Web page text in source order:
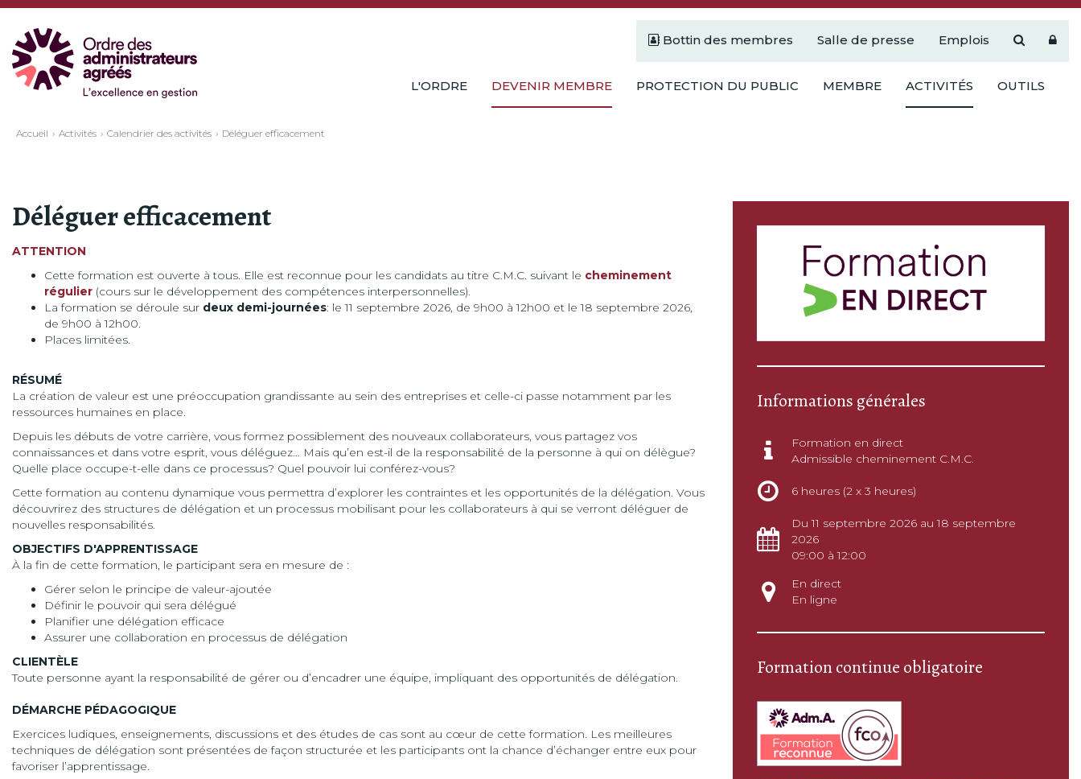
Bottin des membres Salle de presse Emplois
L'ORDRE DEVENIR MEMBRE PROTECTION DU PUBLIC MEMBRE ACTIVITÉS OUTILS
Accueil Activités Calendrier des activités Déléguer efficacement
Déléguer efficacement
ATTENTION
Cette formation est ouverte à tous. Elle est reconnue pour les candidats au titre C.M.C. suivant le cheminement
régulier (cours sur le développement des compétences interpersonnelles).
La formation se déroule sur deux demi-journées: le 11 septembre 2026, de 9h00 à 12h00 et le 18 septembre 2026,
de 9h00 à 12h00.
Places limitées.
RÉSUMÉ
La création de valeur est une préoccupation grandissante au sein des entreprises et celle-ci passe notamment par les
ressources humaines en place.
Depuis les débuts de votre carrière, vous formez possiblement des nouveaux collaborateurs, vous partagez vos
connaissances et dans votre esprit, vous déléguez… Mais qu’en est-il de la responsabilité de la personne à qui on délègue?
Quelle place occupe-t-elle dans ce processus? Quel pouvoir lui conférez-vous?
Cette formation au contenu dynamique vous permettra d’explorer les contraintes et les opportunités de la délégation. Vous
découvrirez des structures de délégation et un processus mobilisant pour les collaborateurs à qui se verront déléguer de
nouvelles responsabilités.
OBJECTIFS D'APPRENTISSAGE
À la fin de cette formation, le participant sera en mesure de :
Gérer selon le principe de valeur-ajoutée
Définir le pouvoir qui sera délégué
Planifier une délégation efficace
Assurer une collaboration en processus de délégation
CLIENTÈLE
Toute personne ayant la responsabilité de gérer ou d’encadrer une équipe, impliquant des opportunités de délégation.
DÉMARCHE PÉDAGOGIQUE
Exercices ludiques, enseignements, discussions et des études de cas sont au cœur de cette formation. Les meilleures
techniques de délégation sont présentées de façon structurée et les participants ont la chance d’échanger entre eux pour
favoriser l’apprentissage.
Informations générales
Formation en direct
Admissible cheminement C.M.C.
6 heures (2 x 3 heures)
Du 11 septembre 2026 au 18 septembre
2026
09:00 à 12:00
En direct
En ligne
Formation continue obligatoire